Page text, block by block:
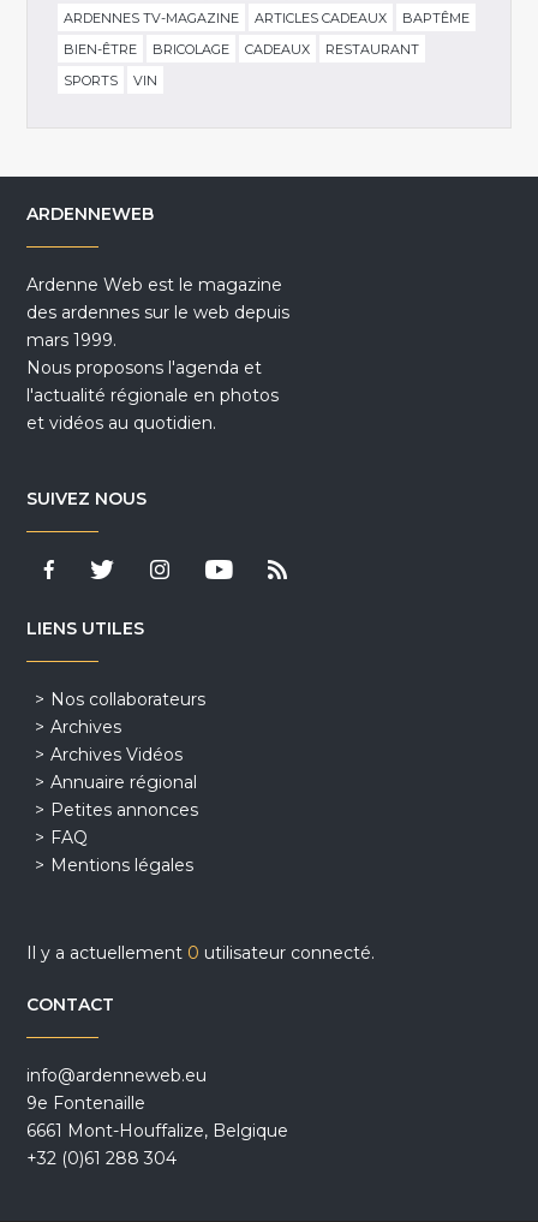
ARDENNES TV-MAGAZINE
ARTICLES CADEAUX
BAPTÊME
BIEN-ÊTRE
BRICOLAGE CADEAUX
RESTAURANT
SPORTS
VIN
ARDENNEWEB
Ardenne Web est le magazine
des ardennes sur le web depuis
mars 1999.
Nous proposons l'agenda et
l'actualité régionale en photos
et vidéos au quotidien.
SUIVEZ NOUS
LIENS UTILES
Nos collaborateurs
Archives
Archives Vidéos
Annuaire régional
Petites annonces
FAQ
Mentions légales
Il y a actuellement 0 utilisateur connecté.
CONTACT
info@ardenneweb.eu
9e Fontenaille
6661 Mont-Houffalize, Belgique
+32 (0)61 288 304